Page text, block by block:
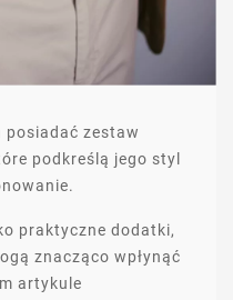
posiadać zestaw
podkreślą jego styl
praktyczne dodatki,
znacząco wpłynąć
artykule